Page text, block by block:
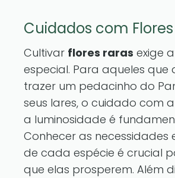
Cuidados com
Cultivar flores raras exige
especial. Para aqueles que
trazer um pedacinho do
seus lares, o cuidado com
a luminosidade é
Conhecer as necessidades
de cada espécie é crucial
que elas prosperem. Além